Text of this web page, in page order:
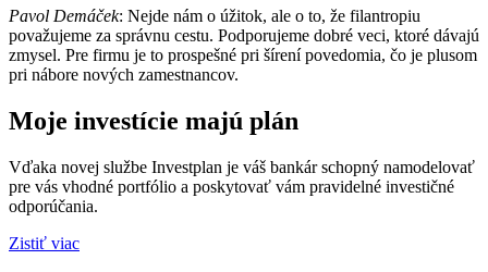
Pavol Demáček: Nejde nám o úžitok, ale o to, že filantropiu
považujeme za správnu cestu. Podporujeme dobré veci, ktoré dávajú
zmysel. Pre firmu je to prospešné pri šírení povedomia, čo je plusom
pri nábore nových zamestnancov.
Moje investície majú plán
Vďaka novej službe Investplan je váš bankár schopný namodelovať
pre vás vhodné portfólio a poskytovať vám pravidelné investičné
odporúčania.
Zistiť viac